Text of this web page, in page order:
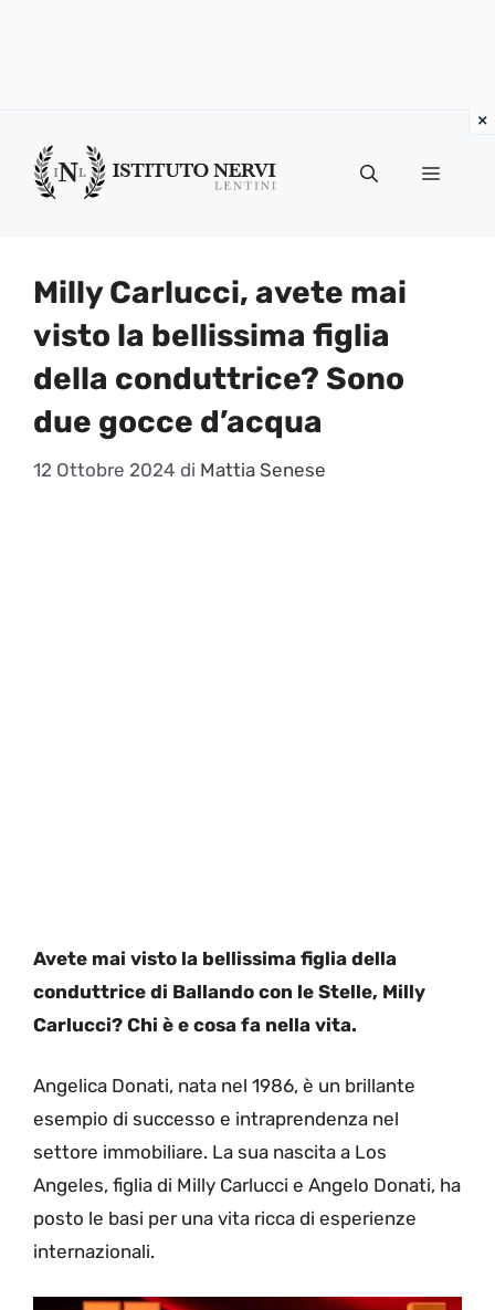
contenuto
Menu
Milly Carlucci, avete mai
visto la bellissima figlia
della conduttrice? Sono
due gocce d’acqua
12 Ottobre 2024 di Mattia Senese
Avete mai visto la bellissima figlia della
conduttrice di Ballando con le Stelle, Milly
Carlucci? Chi è e cosa fa nella vita.
Angelica Donati, nata nel 1986, è un brillante
esempio di successo e intraprendenza nel
settore immobiliare. La sua nascita a Los
Angeles, figlia di Milly Carlucci e Angelo Donati, ha
posto le basi per una vita ricca di esperienze
internazionali.